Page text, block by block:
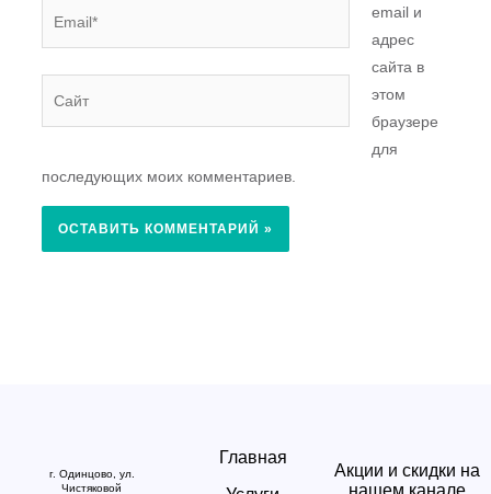
email и
адрес
сайта в
этом
браузере
для
последующих моих комментариев.
г. Одинцово, ул.
Чистяковой
Главная
Акции и скидки на